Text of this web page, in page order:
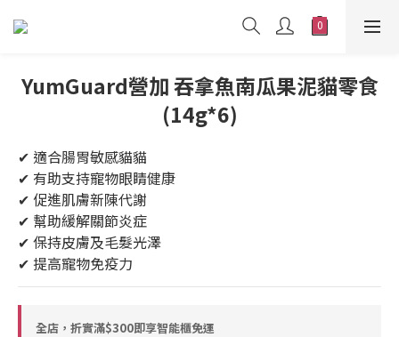
YumGuard營加 吞拿魚南瓜果泥貓零食
(14g*6)
✔ 適合腸胃敏感貓貓
✔ 有助支持寵物眼睛健康
✔ 促進肌膚新陳代謝
✔ 幫助緩解關節炎症
✔ 保持皮膚及毛髮光澤
✔ 提高寵物免疫力
全店，折實滿$300即享智能櫃免運